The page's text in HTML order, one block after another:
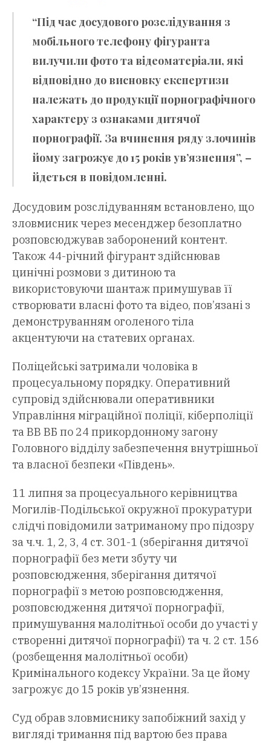
“Під час досудового розслідування з
мобільного телефону фігуранта
вилучили фото та відеоматеріали, які
відповідно до висновку експертизи
належать до продукції порнографічного
характеру з ознаками дитячої
порнографії. За вчинення ряду злочинів
йому загрожує до 15 років ув’язнення”, –
йдеться в повідомленні.
Досудовим розслідуванням встановлено, що
зловмисник через месенджер безоплатно
розповсюджував заборонений контент.
Також 44-річний фігурант здійснював
цинічні розмови з дитиною та
використовуючи шантаж примушував її
створювати власні фото та відео, пов’язані з
демонструванням оголеного тіла
акцентуючи на статевих органах.
Поліцейські затримали чоловіка в
процесуальному порядку. Оперативний
супровід здійснювали оперативники
Управління міграційної поліції, кіберполіції
та ВВ ВБ по 24 прикордонному загону
Головного відділу забезпечення внутрішньої
та власної безпеки «Південь».
11 липня за процесуального керівництва
Могилів-Подільської окружної прокуратури
слідчі повідомили затриманому про підозру
за ч.ч. 1, 2, 3, 4 ст. 301-1 (зберігання дитячої
порнографії без мети збуту чи
розповсюдження, зберігання дитячої
порнографії з метою розповсюдження,
розповсюдження дитячої порнографії,
примушування малолітньої особи до участі у
створенні дитячої порнографії) та ч. 2 ст. 156
(розбещення малолітньої особи)
Кримінального кодексу України. За це йому
загрожує до 15 років ув’язнення.
Суд обрав зловмиснику запобіжний захід у
вигляді тримання під вартою без права